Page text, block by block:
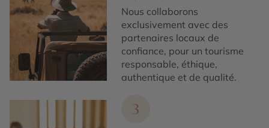
Nous collaborons
exclusivement avec des
partenaires locaux de
confiance, pour un tourisme
responsable, éthique,
authentique et de qualité.
3